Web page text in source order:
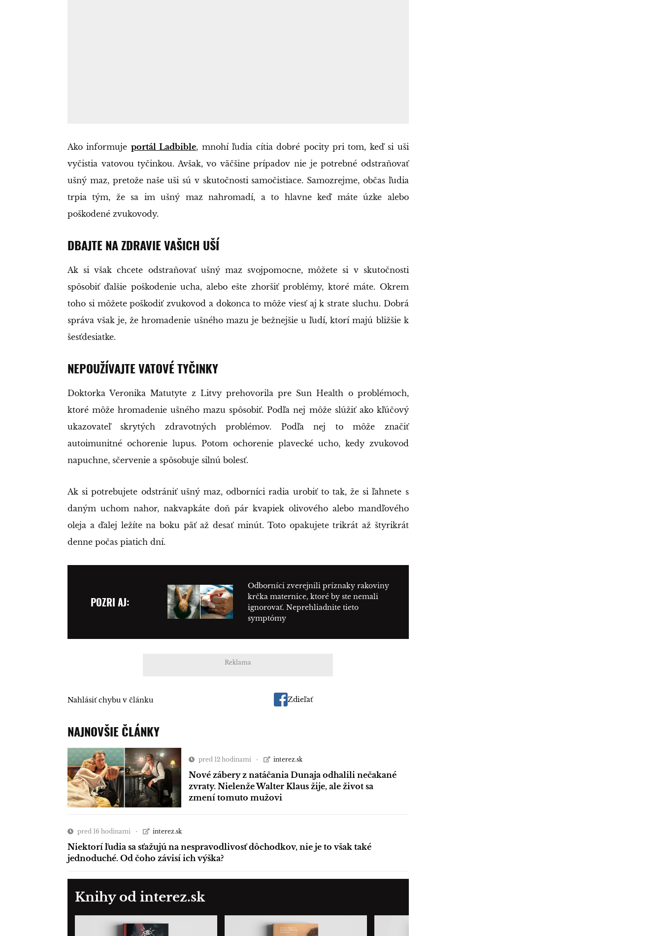
Ako informuje portál Ladbible, mnohí ľudia cítia dobré pocity pri tom, keď si uši
vyčistia vatovou tyčinkou. Avšak, vo väčšine prípadov nie je potrebné odstraňovať
ušný maz, pretože naše uši sú v skutočnosti samočistiace. Samozrejme, občas ľudia
trpia tým, že sa im ušný maz nahromadí, a to hlavne keď máte úzke alebo
poškodené zvukovody.
DBAJTE NA ZDRAVIE VAŠICH UŠÍ
Ak si však chcete odstraňovať ušný maz svojpomocne, môžete si v skutočnosti
spôsobiť ďalšie poškodenie ucha, alebo ešte zhoršiť problémy, ktoré máte. Okrem
toho si môžete poškodiť zvukovod a dokonca to môže viesť aj k strate sluchu. Dobrá
správa však je, že hromadenie ušného mazu je bežnejšie u ľudí, ktorí majú bližšie k
šesťdesiatke.
NEPOUŽÍVAJTE VATOVÉ TYČINKY
Doktorka Veronika Matutyte z Litvy prehovorila pre Sun Health o problémoch,
ktoré môže hromadenie ušného mazu spôsobiť. Podľa nej môže slúžiť ako kľúčový
ukazovateľ skrytých zdravotných problémov. Podľa nej to môže značiť
autoimunitné ochorenie lupus. Potom ochorenie plavecké ucho, kedy zvukovod
napuchne, sčervenie a spôsobuje silnú bolesť.
Ak si potrebujete odstrániť ušný maz, odborníci radia urobiť to tak, že si ľahnete s
daným uchom nahor, nakvapkáte doň pár kvapiek olivového alebo mandľového
oleja a ďalej ležíte na boku päť až desať minút. Toto opakujete trikrát až štyrikrát
denne počas piatich dní.
POZRI AJ:
Odborníci zverejnili príznaky rakoviny
krčka maternice, ktoré by ste nemali
ignorovať. Neprehliadnite tieto
symptómy
Reklama
Nahlásiť chybu v článku Zdieľať
NAJNOVŠIE ČLÁNKY
pred 12 hodinami interez.sk
Nové zábery z natáčania Dunaja odhalili nečakané
zvraty. Nielenže Walter Klaus žije, ale život sa
zmení tomuto mužovi
pred 16 hodinami interez.sk
Niektorí ľudia sa sťažujú na nespravodlivosť dôchodkov, nie je to však také
jednoduché. Od čoho závisí ich výška?
Knihy od interez.sk